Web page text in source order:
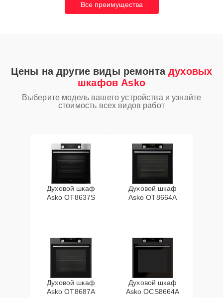
Все преимущества
Цены на другие виды ремонтадуховых
шкафов Asko
Выберите модель вашего устройства и узнайте
стоимость всех видов работ
Духовой шкаф
Asko OT8637S
Духовой шкаф
Asko OT8664A
Духовой шкаф
Asko OT8687A
Духовой шкаф
Asko OCS8664A